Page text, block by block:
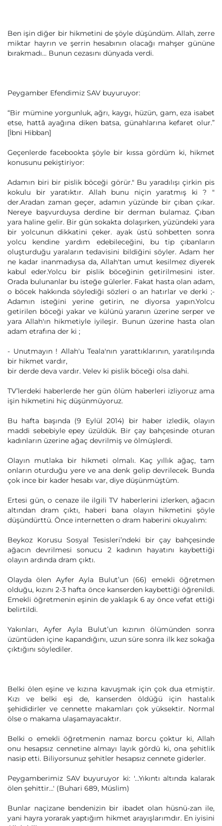
Ben işin diğer bir hikmetini de şöyle düşündüm. Allah, zerre
miktar hayrın ve şerrin hesabının olacağı mahşer gününe
bırakmadı... Bunun cezasını dünyada verdi.
Peygamber Efendimiz SAV buyuruyor:
“Bir mümine yorgunluk, ağrı, kaygı, hüzün, gam, eza isabet
etse, hattâ ayağına diken batsa, günahlarına kefaret olur.”
[İbni Hibban]
Geçenlerde facebookta şöyle bir kıssa gördüm ki, hikmet
konusunu pekiştiriyor:
Adamın biri bir pislik böceği görür." Bu yaradılışı çirkin pis
kokulu bir yaratıktır. Allah bunu niçin yaratmış ki ? "
der.Aradan zaman geçer, adamın yüzünde bir çıban çıkar.
Nereye başvurduysa derdine bir derman bulamaz. Çıban
yara haline gelir. Bir gün sokakta dolaşırken, yüzündeki yara
bir yolcunun dikkatini çeker. ayak üstü sohbetten sonra
yolcu kendine yardım edebileceğini, bu tip çıbanların
oluşturduğu yaraların tedavisini bildiğini söyler. Adam her
ne kadar inanmadıysa da, Allah'tan umut kesilmez diyerek
kabul eder.Yolcu bir pislik böceğinin getirilmesini ister.
Orada bulunanlar bu isteğe gülerler. Fakat hasta olan adam,
o böcek hakkında söylediği sözleri o an hatırlar ve derki ;-
Adamın isteğini yerine getirin, ne diyorsa yapın.Yolcu
getirilen böceği yakar ve külünü yaranın üzerine serper ve
yara Allah'ın hikmetiyle iyileşir. Bunun üzerine hasta olan
adam etrafına der ki ;
- Unutmayın ! Allah'u Teala'nın yarattıklarının, yaratılışında
bir hikmet vardır,
bir derde deva vardır. Velev ki pislik böceği olsa dahi.
TV’lerdeki haberlerde her gün ölüm haberleri izliyoruz ama
işin hikmetini hiç düşünmüyoruz.
Bu hafta başında (9 Eylül 2014) bir haber izledik, olayın
maddi sebebiyle epey üzüldük. Bir çay bahçesinde oturan
kadınların üzerine ağaç devrilmiş ve ölmüşlerdi.
Olayın mutlaka bir hikmeti olmalı. Kaç yıllık ağaç, tam
onların oturduğu yere ve ana denk gelip devrilecek. Bunda
çok ince bir kader hesabı var, diye düşünmüştüm.
Ertesi gün, o cenaze ile ilgili TV haberlerini izlerken, ağacın
altından dram çıktı, haberi bana olayın hikmetini şöyle
düşündürttü. Önce internetten o dram haberini okuyalım:
Beykoz Korusu Sosyal Tesisleri’ndeki bir çay bahçesinde
ağacın devrilmesi sonucu 2 kadının hayatını kaybettiği
olayın ardında dram çıktı.
Olayda ölen Ayfer Ayla Bulut’un (66) emekli öğretmen
olduğu, kızını 2-3 hafta önce kanserden kaybettiği öğrenildi.
Emekli öğretmenin eşinin de yaklaşık 6 ay önce vefat ettiği
belirtildi.
Yakınları, Ayfer Ayla Bulut’un kızının ölümünden sonra
üzüntüden içine kapandığını, uzun süre sonra ilk kez sokağa
çıktığını söylediler.
Belki ölen eşine ve kızına kavuşmak için çok dua etmiştir.
Kızı ve belki eşi de, kanserden öldüğü için hastalık
şehididirler ve cennette makamları çok yüksektir. Normal
ölse o makama ulaşamayacaktır.
Belki o emekli öğretmenin namaz borcu çoktur ki, Allah
onu hesapsız cennetine almayı layık gördü ki, ona şehitlik
nasip etti. Biliyorsunuz şehitler hesapsız cennete giderler.
Peygamberimiz SAV buyuruyor ki: '…Yıkıntı altında kalarak
ölen şehittir…' (Buhari 689, Müslim)
Bunlar naçizane bendenizin bir ibadet olan hüsnü-zan ile,
yani hayra yorarak yaptığım hikmet arayışlarımdır. En iyisini